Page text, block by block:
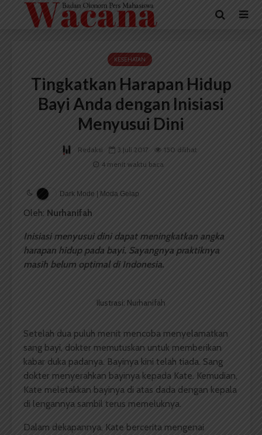
KESEHATAN
Tingkatkan Harapan Hidup
Bayi Anda dengan Inisiasi
Menyusui Dini
Redaksi 3 Juli 2017
150 dilihat
4 menit waktu baca
Dark Mode | Moda Gelap
Oleh: Nurhanifah
Inisiasi menyusui dini dapat meningkatkan angka
harapan hidup pada bayi. Sayangnya praktiknya
masih belum optimal di Indonesia.
Ilustrasi: Nurhanifah
Setelah dua puluh menit mencoba menyelamatkan
sang bayi, dokter memutuskan untuk memberikan
kabar duka padanya. Bayinya kini telah tiada. Sang
dokter menyerahkan bayinya kepada Kate. Kemudian,
Kate meletakkan bayinya di atas dada dengan kepala
di lengannya sambil terus memeluknya.
Dalam dekapannya, Kate bercerita mengenai